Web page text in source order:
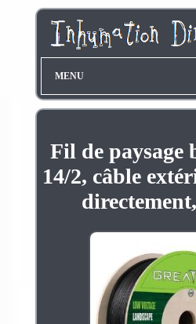
MENU
Fil de paysage
14/2, câble